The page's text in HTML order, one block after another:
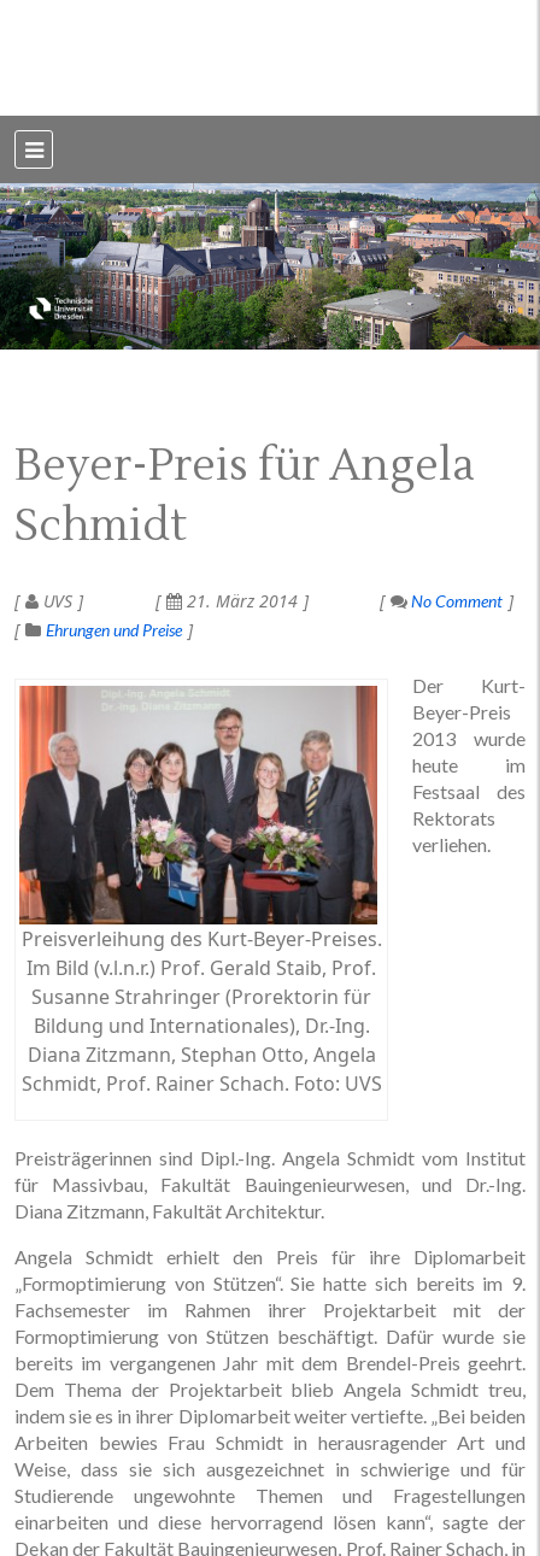
Dresden
Beyer-Preis für Angela
Schmidt
UVS 21. März 2014
No Comment
Ehrungen und Preise
Preisverleihung des Kurt-Beyer-Preises.
Im Bild (v.l.n.r.) Prof. Gerald Staib, Prof.
Susanne Strahringer (Prorektorin für
Bildung und Internationales), Dr.-Ing.
Diana Zitzmann, Stephan Otto, Angela
Schmidt, Prof. Rainer Schach. Foto: UVS
Der Kurt-
Beyer-Preis
2013 wurde
heute im
Festsaal des
Rektorats
verliehen.
Preisträgerinnen sind Dipl.-Ing. Angela Schmidt vom Institut
für Massivbau, Fakultät Bauingenieurwesen, und Dr.-Ing.
Diana Zitzmann, Fakultät Architektur.
Angela Schmidt erhielt den Preis für ihre Diplomarbeit
„Formoptimierung von Stützen“. Sie hatte sich bereits im 9.
Fachsemester im Rahmen ihrer Projektarbeit mit der
Formoptimierung von Stützen beschäftigt. Dafür wurde sie
bereits im vergangenen Jahr mit dem Brendel-Preis geehrt.
Dem Thema der Projektarbeit blieb Angela Schmidt treu,
indem sie es in ihrer Diplomarbeit weiter vertiefte. „Bei beiden
Arbeiten bewies Frau Schmidt in herausragender Art und
Weise, dass sie sich ausgezeichnet in schwierige und für
Studierende ungewohnte Themen und Fragestellungen
einarbeiten und diese hervorragend lösen kann“, sagte der
Dekan der Fakultät Bauingenieurwesen, Prof. Rainer Schach, in